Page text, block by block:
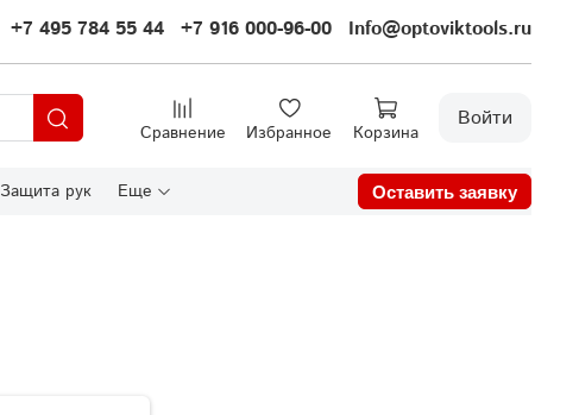
+7 495 784 55 44 +7 916 000-96-00 Info@optoviktools.ru
Сравнение Избранное Корзина
Войти
Защита рук Еще Оставить заявку